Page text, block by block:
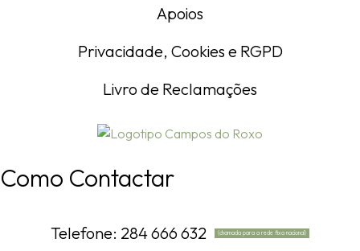
Apoios
Privacidade, Cookies e RGPD
Livro de Reclamações
Como Contactar
Telefone: 284 666 632 (chamada para a rede fixa nacional)